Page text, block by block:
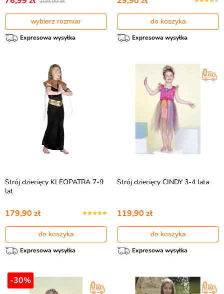
wybierz rozmiar
Expresowa wysyłka
do koszyka
Expresowa wysyłka
Strój dziecięcy KLEOPATRA 7-9
lat
179,90 zł
do koszyka
Expresowa wysyłka
Strój dziecięcy CINDY 3-4 lata
119,90 zł
do koszyka
Expresowa wysyłka
-30%